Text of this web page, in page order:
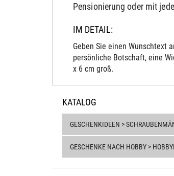
Pensionierung oder mit
IM DETAIL:
Geben Sie einen Wunschtext
persönliche Botschaft, eine
x 6 cm groß.
KATALOG
GESCHENKIDEEN >
GESCHENKE NACH HOBBY >